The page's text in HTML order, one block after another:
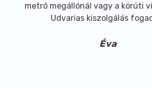
metró megállónál vagy a körúti
Udvarias kiszolgálás
Éva